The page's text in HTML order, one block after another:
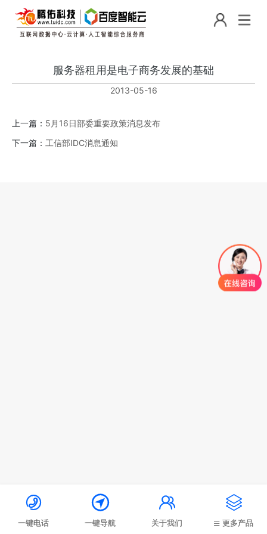
服务器租用是电子商务发展的基础
2013-05-16
上一篇： 5月16日部委重要政策消息发布
下一篇： 工信部IDC消息通知

一键电话

一键导航

关于我们

更多产品